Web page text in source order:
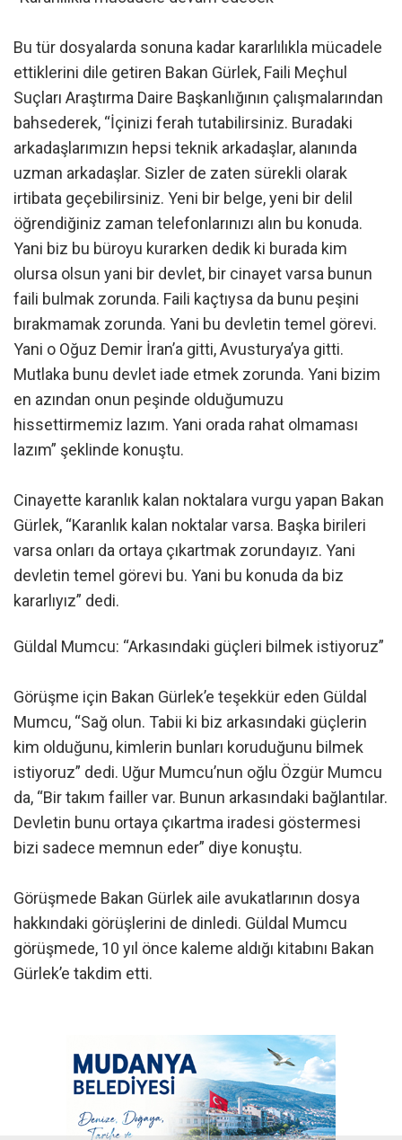
Bu tür dosyalarda sonuna kadar kararlılıkla mücadele
ettiklerini dile getiren Bakan Gürlek, Faili Meçhul
Suçları Araştırma Daire Başkanlığının çalışmalarından
bahsederek, “İçinizi ferah tutabilirsiniz. Buradaki
arkadaşlarımızın hepsi teknik arkadaşlar, alanında
uzman arkadaşlar. Sizler de zaten sürekli olarak
irtibata geçebilirsiniz. Yeni bir belge, yeni bir delil
öğrendiğiniz zaman telefonlarınızı alın bu konuda.
Yani biz bu büroyu kurarken dedik ki burada kim
olursa olsun yani bir devlet, bir cinayet varsa bunun
faili bulmak zorunda. Faili kaçtıysa da bunu peşini
bırakmamak zorunda. Yani bu devletin temel görevi.
Yani o Oğuz Demir İran’a gitti, Avusturya’ya gitti.
Mutlaka bunu devlet iade etmek zorunda. Yani bizim
en azından onun peşinde olduğumuzu
hissettirmemiz lazım. Yani orada rahat olmaması
lazım” şeklinde konuştu.
Cinayette karanlık kalan noktalara vurgu yapan Bakan
Gürlek, “Karanlık kalan noktalar varsa. Başka birileri
varsa onları da ortaya çıkartmak zorundayız. Yani
devletin temel görevi bu. Yani bu konuda da biz
kararlıyız” dedi.
Güldal Mumcu: “Arkasındaki güçleri bilmek istiyoruz”
Görüşme için Bakan Gürlek’e teşekkür eden Güldal
Mumcu, “Sağ olun. Tabii ki biz arkasındaki güçlerin
kim olduğunu, kimlerin bunları koruduğunu bilmek
istiyoruz” dedi. Uğur Mumcu’nun oğlu Özgür Mumcu
da, “Bir takım failler var. Bunun arkasındaki bağlantılar.
Devletin bunu ortaya çıkartma iradesi göstermesi
bizi sadece memnun eder” diye konuştu.
Görüşmede Bakan Gürlek aile avukatlarının dosya
hakkındaki görüşlerini de dinledi. Güldal Mumcu
görüşmede, 10 yıl önce kaleme aldığı kitabını Bakan
Gürlek’e takdim etti.